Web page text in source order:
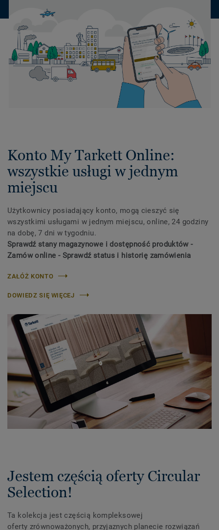
Konto My Tarkett Online:
wszystkie usługi w jednym
miejscu
Użytkownicy posiadający konto, mogą cieszyć się
wszystkimi usługami w jednym miejscu, online, 24 godziny
na dobę, 7 dni w tygodniu.
Sprawdź stany magazynowe i dostępność produktów -
Zamów online - Sprawdź status i historię zamówienia
ZAŁÓŻ KONTO
DOWIEDZ SIĘ WIĘCEJ
Jestem częścią oferty Circular
Selection!
Ta kolekcja jest częścią kompleksowej
oferty zrównoważonych, przyjaznych planecie rozwiązań